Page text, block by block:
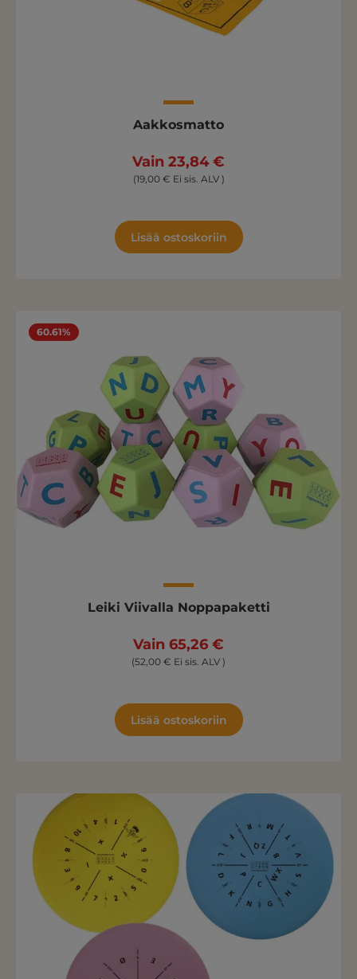
Aakkosmatto
Vain 23,84 €
(19,00 € Ei sis. ALV )
Lisää ostoskoriin
60.61%
Leiki Viivalla Noppapaketti
Vain 65,26 €
(52,00 € Ei sis. ALV )
Lisää ostoskoriin